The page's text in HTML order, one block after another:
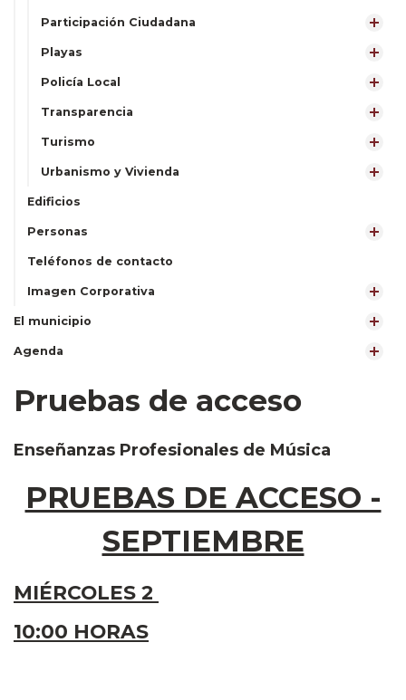
Participación Ciudadana
Playas
Policía Local
Transparencia
Turismo
Urbanismo y Vivienda
Edificios
Personas
Teléfonos de contacto
Imagen Corporativa
El municipio
Agenda
Pruebas de acceso
Enseñanzas Profesionales de Música
PRUEBAS DE ACCESO -
SEPTIEMBRE
MIÉRCOLES 2
10:00 HORAS